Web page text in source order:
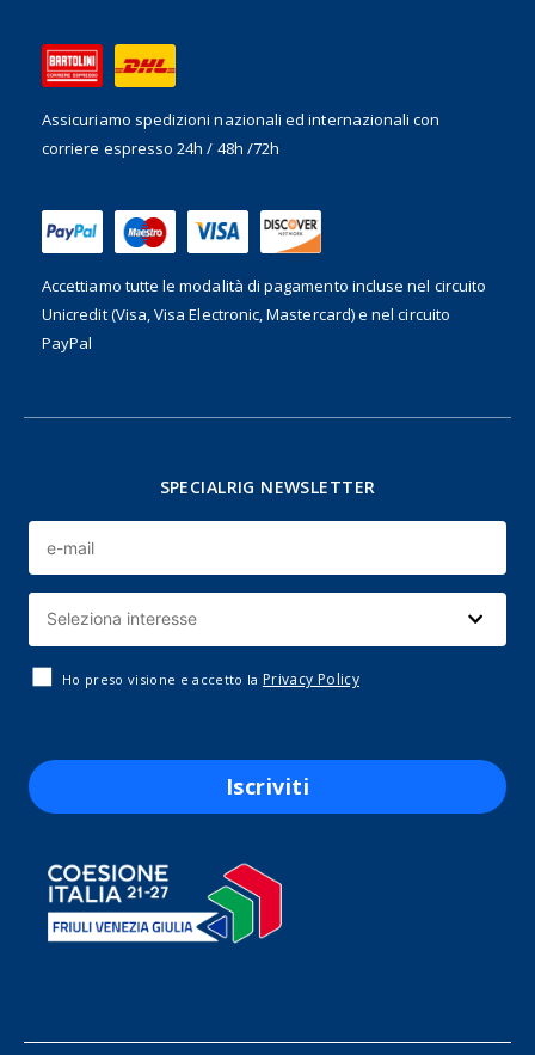
Assicuriamo spedizioni nazionali ed internazionalicon
corriere espresso 24h / 48h /72h
Accettiamo tutte le modalità di pagamento incluse nel circuito
Unicredit (Visa, Visa Electronic, Mastercard) e nel circuito
PayPal
SPECIALRIG NEWSLETTER
Ho preso visione e accetto la Privacy Policy
Iscriviti